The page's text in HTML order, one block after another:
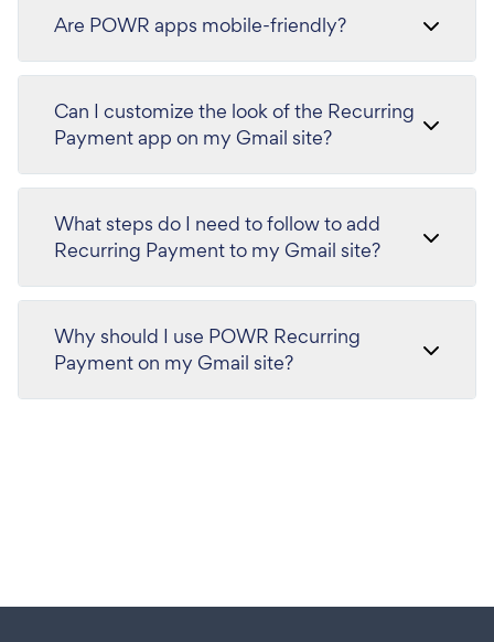
Are POWR apps mobile-friendly?
Can I customize the look of the Recurring
Payment app on my Gmail site?
What steps do I need to follow to add
Recurring Payment to my Gmail site?
Why should I use POWR Recurring
Payment on my Gmail site?